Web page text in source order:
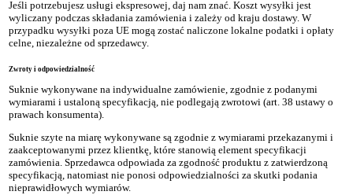
Jeśli potrzebujesz usługi ekspresowej, daj nam znać. Koszt wysyłki jest
wyliczany podczas składania zamówienia i zależy od kraju dostawy. W
przypadku wysyłki poza UE mogą zostać naliczone lokalne podatki i opłaty
celne, niezależne od sprzedawcy.
Zwroty i odpowiedzialność
Suknie wykonywane na indywidualne zamówienie, zgodnie z podanymi
wymiarami i ustaloną specyfikacją, nie podlegają zwrotowi (art. 38 ustawy o
prawach konsumenta).
Suknie szyte na miarę wykonywane są zgodnie z wymiarami przekazanymi i
zaakceptowanymi przez klientkę, które stanowią element specyfikacji
zamówienia. Sprzedawca odpowiada za zgodność produktu z zatwierdzoną
specyfikacją, natomiast nie ponosi odpowiedzialności za skutki podania
nieprawidłowych wymiarów.